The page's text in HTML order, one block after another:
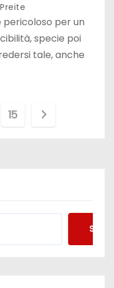
pericoloso per un
specie poi
tale, anche
15